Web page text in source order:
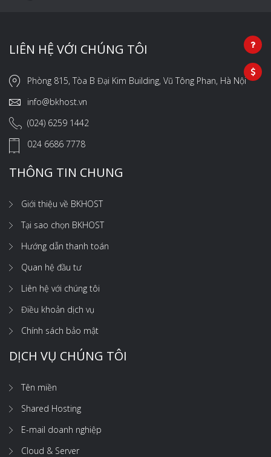
LIÊN HỆ VỚI CHÚNG TÔI
Phòng 815, Tòa B Đại Kim Building, Vũ Tông Phan, Hà Nội
info@bkhost.vn
(024) 6259 1442
024 6686 7778
THÔNG TIN CHUNG
Giới thiệu về BKHOST
Tại sao chọn BKHOST
Hướng dẫn thanh toán
Quan hệ đầu tư
Liên hệ với chúng tôi
Điều khoản dịch vụ
Chính sách bảo mật
DỊCH VỤ CHÚNG TÔI
Tên miền
Shared Hosting
E-mail doanh nghiệp
Cloud & Server